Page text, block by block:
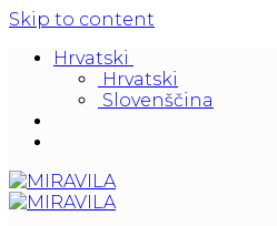
Skip to content
Hrvatski
Hrvatski
Slovenščina